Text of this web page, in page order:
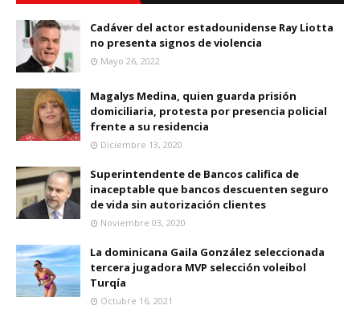
Cadáver del actor estadounidense Ray Liotta
no presenta signos de violencia
Mayo 26, 2022
Magalys Medina, quien guarda prisión
domiciliaria, protesta por presencia policial
frente a su residencia
Diciembre 13, 2020
Superintendente de Bancos califica de
inaceptable que bancos descuenten seguro
de vida sin autorización clientes
Noviembre 03, 2020
La dominicana Gaila González seleccionada
tercera jugadora MVP selección voleibol
Turqía
Octubre 16, 2021